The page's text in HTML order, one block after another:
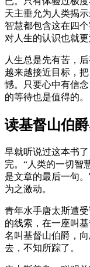
天主垂允为人类揭
智慧都包含这在四个
对人生的认识也就更
人生总是先有苦，
越来越接近目标，
憾。只要心中有信
的等待也是值得的。
读基督山伯
早就听说过这本书
完。“人类的一切智
是文章的最后一句
为之激动。
青年水手唐太斯遭
的线索，在一座叫
名叫基督山伯爵，
去，不知所踪了。